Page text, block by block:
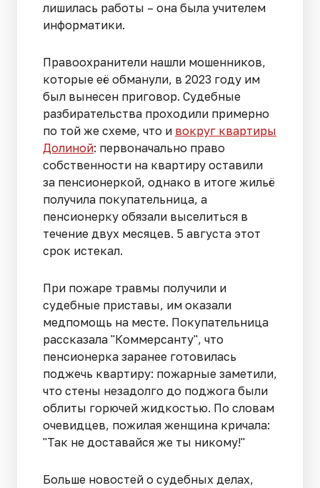
лишилась работы – она была учителем
информатики.
Правоохранители нашли мошенников,
которые её обманули, в 2023 году им
был вынесен приговор. Судебные
разбирательства проходили примерно
по той же схеме, что и вокруг квартиры
Долиной: первоначально право
собственности на квартиру оставили
за пенсионеркой, однако в итоге жильё
получила покупательница, а
пенсионерку обязали выселиться в
течение двух месяцев. 5 августа этот
срок истекал.
При пожаре травмы получили и
судебные приставы, им оказали
медпомощь на месте. Покупательница
рассказала "Коммерсанту", что
пенсионерка заранее готовилась
поджечь квартиру: пожарные заметили,
что стены незадолго до поджога были
облиты горючей жидкостью. По словам
очевидцев, пожилая женщина кричала:
"Так не доставайся же ты никому!"
Больше новостей о судебных делах,